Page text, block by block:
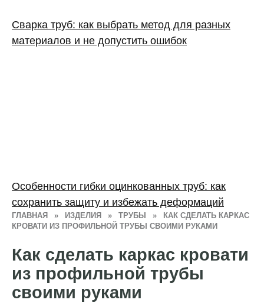
ГЛАВНАЯ » ИЗДЕЛИЯ » ТРУБЫ »
КАК СДЕЛАТЬ КАРКАС
КРОВАТИ ИЗ ПРОФИЛЬНОЙ ТРУБЫ СВОИМИ РУКАМИ
Как сделать каркас кровати
из профильной трубы
своими руками
Сварка труб: как выбрать метод для разных
материалов и не допустить ошибок
Особенности гибки оцинкованных труб: как
сохранить защиту и избежать деформаций